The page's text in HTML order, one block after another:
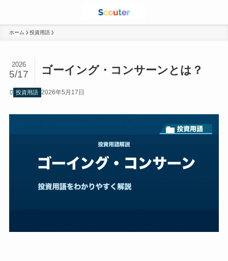
ホーム 投資用語
ゴーイング・コンサーンとは？
2026
5/17
投資用語 2026年5月17日